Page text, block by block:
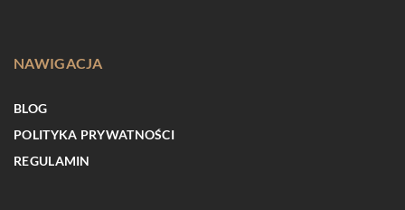
NAWIGACJA
BLOG
POLITYKA PRYWATNOŚCI
REGULAMIN